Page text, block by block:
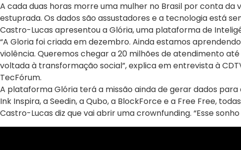
A cada duas horas morre uma mulher no Brasil por conta da
estuprada. Os dados são assustadores e a tecnologia está
Castro-Lucas apresentou a Glória, uma plataforma de
“A Gloria foi criada em dezembro. Ainda estamos
violência. Queremos chegar a 20 milhões de atendimento até
voltada à transformação social”, explica em entrevista à
TecFórum.
A plataforma Glória terá a missão ainda de gerar dados
Ink Inspira, a Seedin, a Qubo, a BlockForce e a Free Free,
Castro-Lucas diz que vai abrir uma crownfunding. “Esse